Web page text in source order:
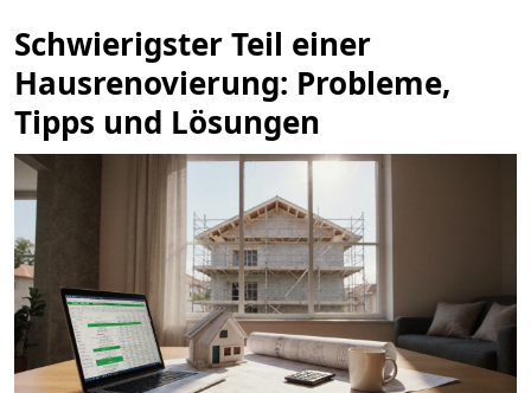
Schwierigster Teil einer
Hausrenovierung: Probleme,
Tipps und Lösungen